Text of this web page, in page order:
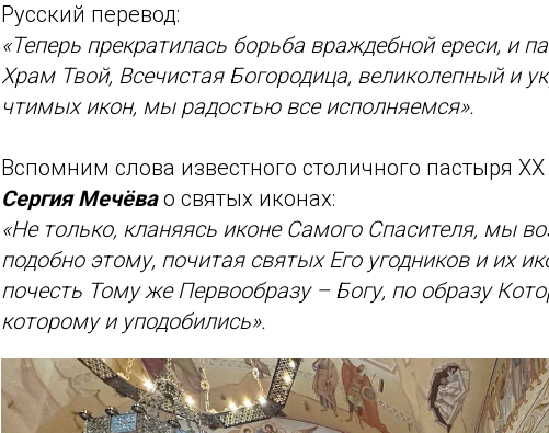
Русский перевод:
«Теперь прекратилась борьба враждебной ереси, и
Храм Твой, Всечистая Богородица, великолепный и
чтимых икон, мы радостью все исполняемся».
Вспомним слова известного столичного пастыря XX
Сергия Мечёвао святых иконах:
«Не только, кланяясь иконе Самого Спасителя, мы
подобно этому, почитая святых Его угодников и их
почесть Тому же Первообразу – Богу, по образу
которому и уподобились».